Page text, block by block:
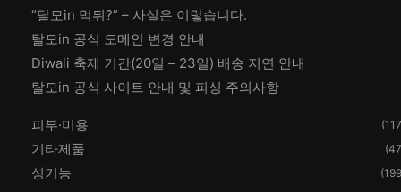
“탈모in 먹튀?” – 사실은 이렇습니다.
탈모in 공식 도메인 변경 안내
Diwali 축제 기간(20일 – 23일) 배송 지연 안내
탈모in 공식 사이트 안내 및 피싱 주의사항
피부·미용
기타제품
성기능